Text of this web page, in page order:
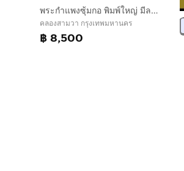
พระกำแพงซุ้มกอ พิมพ์ใหญ่ มีลายกรกข้าง เนื้อเก่าจัด มีมวลสาร
คลองสามวา กรุงเทพมหานคร
฿ 8,500